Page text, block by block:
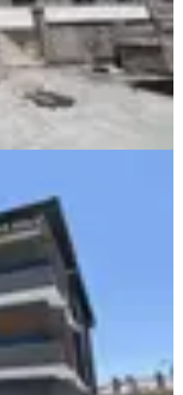
Mah. 1+1